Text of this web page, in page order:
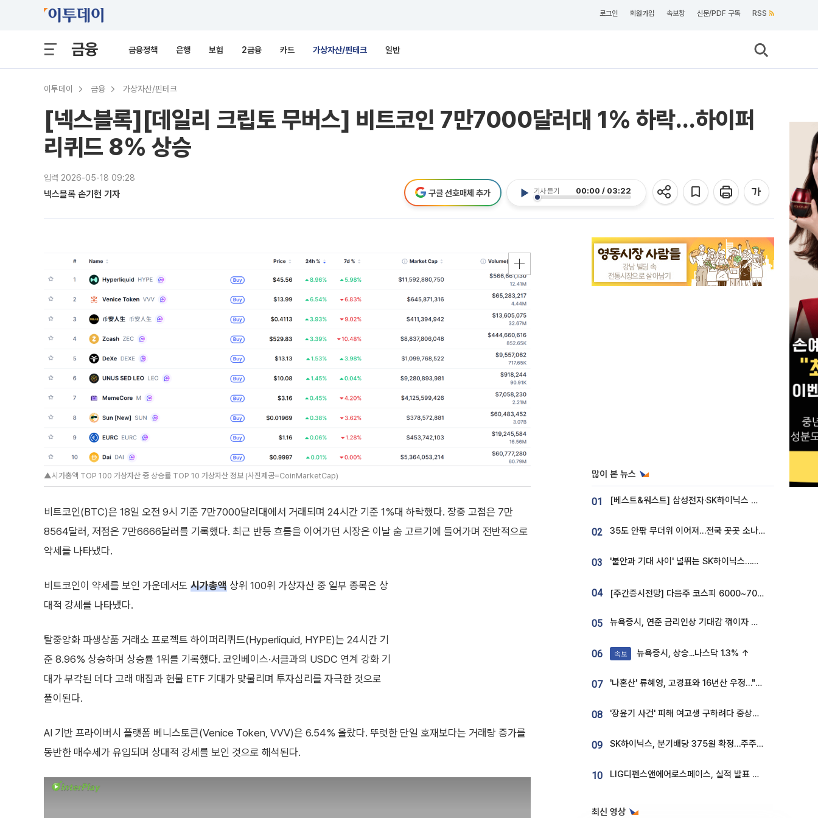
로그인 회원가입 속보창 신문/PDF 구독 RSS
금융 금융정책 은행 보험 2금융 카드 가상자산/핀테크 일반
이투데이 금융 가상자산/핀테크
[넥스블록][데일리 크립토 무버스] 비트코인 7만7000달러대 1% 하락…하이퍼
리퀴드 8% 상승
입력 2026-05-18 09:28
넥스블록 손기현 기자 기사 듣기 00:00 / 03:22
구글 선호매체 추가
▲시가총액 TOP 100 가상자산 중 상승률 TOP 10 가상자산 정보 (사진제공=CoinMarketCap)
비트코인(BTC)은 18일 오전 9시 기준 7만7000달러대에서 거래되며 24시간 기준 1%대 하락했다. 장중 고점은 7만
8564달러, 저점은 7만6666달러를 기록했다. 최근 반등 흐름을 이어가던 시장은 이날 숨 고르기에 들어가며 전반적으로
약세를 나타냈다.
비트코인이 약세를 보인 가운데서도 시가총액 상위 100위 가상자산 중 일부 종목은 상
대적 강세를 나타냈다.
탈중앙화 파생상품 거래소 프로젝트 하이퍼리퀴드(Hyperliquid, HYPE)는 24시간 기
준 8.96% 상승하며 상승률 1위를 기록했다. 코인베이스·서클과의 USDC 연계 강화 기
대가 부각된 데다 고래 매집과 현물 ETF 기대가 맞물리며 투자심리를 자극한 것으로
풀이된다.
AI 기반 프라이버시 플랫폼 베니스토큰(Venice Token, VVV)은 6.54% 올랐다. 뚜렷한 단일 호재보다는 거래량 증가를
동반한 매수세가 유입되며 상대적 강세를 보인 것으로 해석된다.
많이 본 뉴스
01 [베스트&워스트] 삼성전자·SK하이닉스 밀린 한 주…상상인증권은 85% 급등
02 35도 안팎 무더위 이어져…전국 곳곳 소나기 [오늘 날씨]
03 '불안과 기대 사이' 널뛰는 SK하이닉스…증권가 "HBM4·LTA 기반 펀터멘털 견고"
04 [주간증시전망] 다음주 코스피 6000~7000⋯“外人 수급은 정책이 변수”
05 뉴욕증시, 연준 금리인상 기대감 꺾이자 상승...S&P500 사상 최고치 [종합]
06 속보 뉴욕증시, 상승...나스닥 1.3% ↑
07 '나혼산' 류혜영, 고경표와 16년산 우정…"자취방서 부모님과 마주쳐"
08 '장윤기 사건' 피해 여고생 구하려다 중상…고교생 의상자 지정
09 SK하이닉스, 분기배당 375원 확정…주주환원책 9월로 앞당겨 발표
10 LIG디펜스앤에어로스페이스, 실적 발표 후 급락→반등⋯증권가 “28년까지 튼튼”
최신 영상